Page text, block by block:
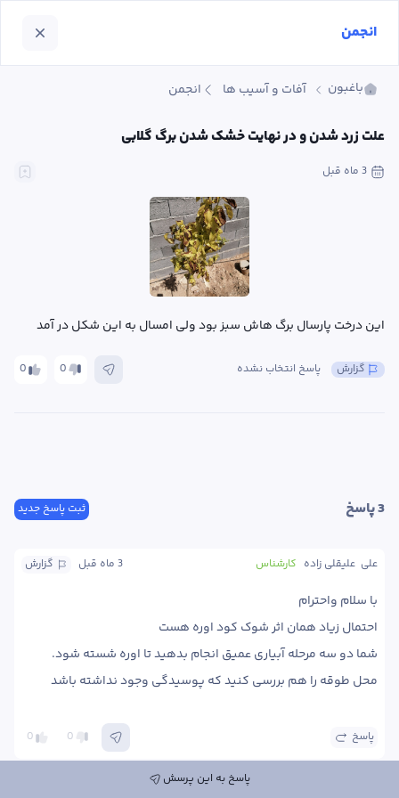
باغبون آفات و آسیب ها انجمن
علت‌ زرد شدن و در نهایت خشک شدن برگ گلابی
3 ماه قبل
این درخت پارسال برگ هاش سبز بود ولی امسال به این شکل در آمد
0 0 پاسخ انتخاب نشده گزارش
ثبت پاسخ جدید 3 پاسخ
گزارش 3 ماه قبل کارشناس علی  علیقلی زاده
محل طوقه را هم بررسی کنید که پوسیدگی وجود نداشته باشد
0 0 پاسخ
پاسخ به این پرسش
انجمن